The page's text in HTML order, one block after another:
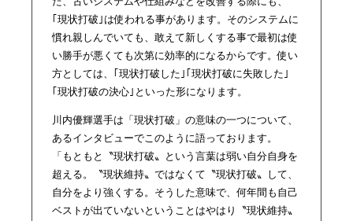
｢現状打破｣は使われる事があります。そのシステムに
慣れ親しんでいても、敢えて新しくする事で最初は使
い勝手が悪くても次第に効率的になるからです。使い
方としては、｢現状打破した｣｢現状打破に失敗した｣
｢現状打破の決心｣といった形になります。
川内優輝選手は「現状打破」の意味の一つについて、
あるインタビューでこのように語っております。
「もともと〝現状打破〟という言葉は弱い自分自身を
超える。〝現状維持〟ではなくて〝現状打破〟して、
自分をより強くする。そうした意味で、何年間も自己
ベストが出ていないということはやはり〝現状維持〟